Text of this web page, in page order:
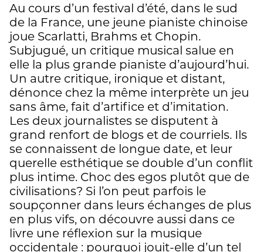
Au cours d’un festival d’été, dans le sud
de la France, une jeune pianiste chinoise
joue Scarlatti, Brahms et Chopin.
Subjugué, un critique musical salue en
elle la plus grande pianiste d’aujourd’hui.
Un autre critique, ironique et distant,
dénonce chez la même interprète un jeu
sans âme, fait d’artifice et d’imitation.
Les deux journalistes se disputent à
grand renfort de blogs et de courriels. Ils
se connaissent de longue date, et leur
querelle esthétique se double d’un conflit
plus intime. Choc des egos plutôt que de
civilisations? Si l’on peut parfois le
soupçonner dans leurs échanges de plus
en plus vifs, on découvre aussi dans ce
livre une réflexion sur la musique
occidentale : pourquoi jouit-elle d’un tel